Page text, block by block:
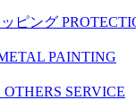
ピング
PAINTING
OTHERS SERVICE